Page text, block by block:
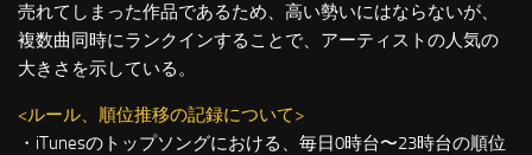
売れてしまった作品であるため、高い勢いにはならないが、
複数曲同時にランクインすることで、アーティストの人気の
大きさを示している。
<ルール、順位推移の記録について>
・iTunesのトップソングにおける、毎日0時台〜23時台の順位